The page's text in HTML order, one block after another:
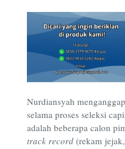
Nurdiansyah
selama proses seleksi
adalah beberapa calon
track record (rekam jejak,